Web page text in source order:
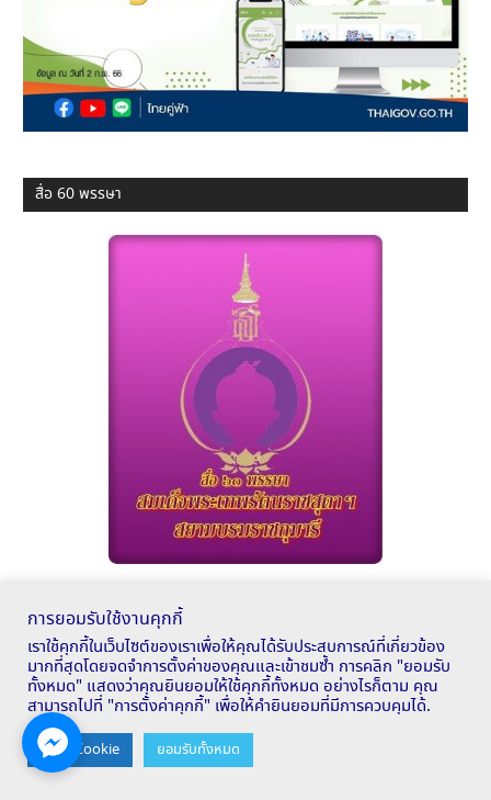
สื่อ 60 พรรษา
DLTV / DLIT
การยอมรับใช้งานคุกกี้
เราใช้คุกกี้ในเว็บไซต์ของเราเพื่อให้คุณได้รับประสบการณ์ที่เกี่ยวข้อง
มากที่สุดโดยจดจำการตั้งค่าของคุณและเข้าชมซ้ำ การคลิก "ยอมรับ
ทั้งหมด" แสดงว่าคุณยินยอมให้ใช้คุกกี้ทั้งหมด อย่างไรก็ตาม คุณ
สามารถไปที่ "การตั้งค่าคุกกี้" เพื่อให้คำยินยอมที่มีการควบคุมได้.
ตั้งค่า Cookie ยอมรับทั้งหมด